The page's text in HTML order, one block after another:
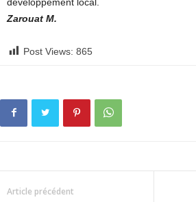
Zarouat M.
Post Views: 865
Article précédent